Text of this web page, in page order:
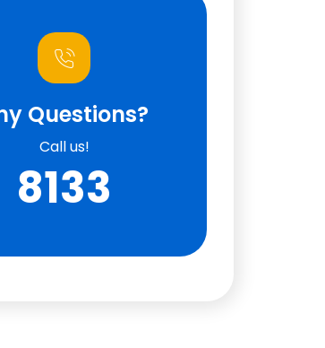
Questions?
Call us!
8133